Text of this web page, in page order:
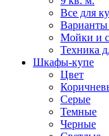
Все для
Варианты
Мойки и
Техника
Шкафы-купе
Цвет
Серые
Темные
Черные